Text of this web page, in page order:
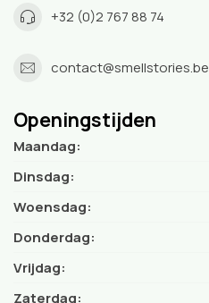
+32 (0)2 767 88 74
contact@smellstories.be
Openingstijden
Maandag:
Dinsdag:
Woensdag:
Donderdag:
Vrijdag:
Zaterdag: